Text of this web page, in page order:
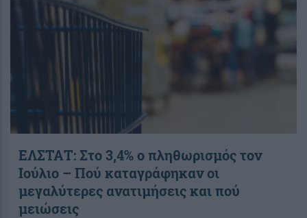
ΕΛΣΤΑΤ: Στο 3,4% ο πληθωρισμός τον
Ιούλιο – Πού καταγράφηκαν οι
μεγαλύτερες ανατιμήσεις και πού
μειώσεις